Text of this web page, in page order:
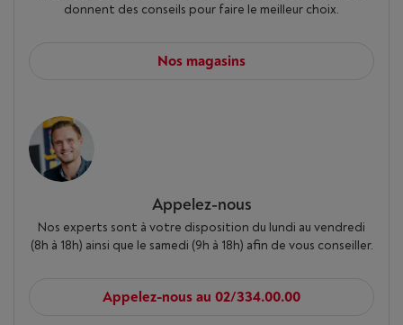
donnent des conseils pour faire le meilleur choix.
Nos magasins
Appelez-nous
Nos experts sont à votre disposition du lundi au vendredi
(8h à 18h) ainsi que le samedi (9h à 18h) afin de vous conseiller.
Appelez-nous au 02/334.00.00